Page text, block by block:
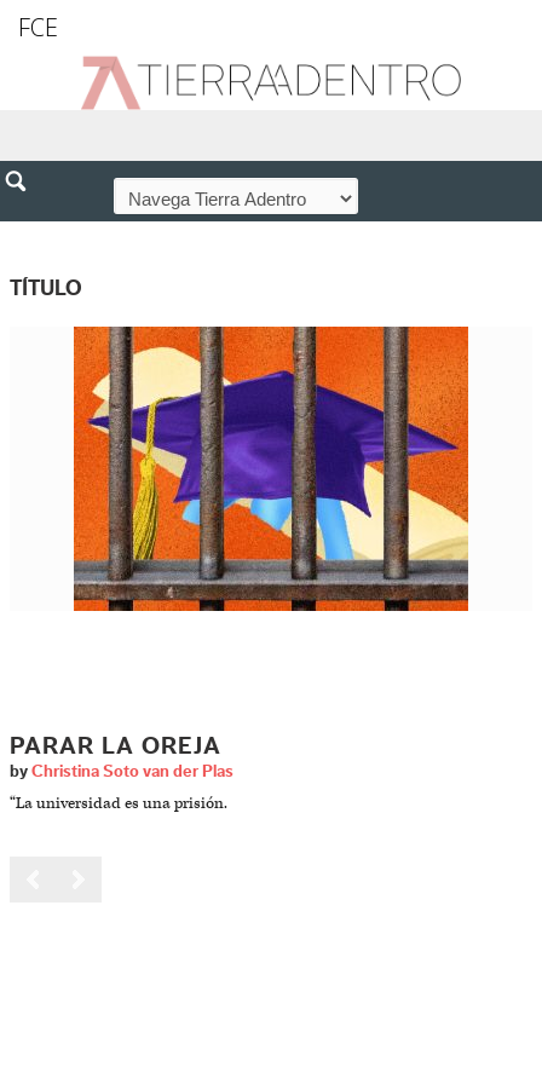
FCE
TÍTULO
PARAR LA OREJA
by Christina Soto van der Plas
“La universidad es una prisión.